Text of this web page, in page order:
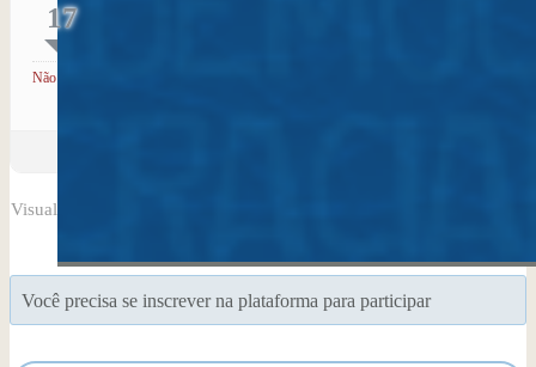
17
Não apoio
Visualizando 0 resposta da discussão
Você precisa se inscrever na plataforma para participar